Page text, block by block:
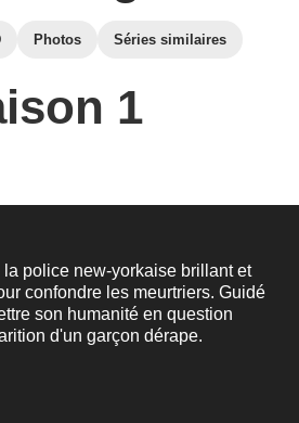
Photos Séries similaires
1
police new-yorkaise brillant et
confondre les meurtriers. Guidé
son humanité en question
d'un garçon dérape.